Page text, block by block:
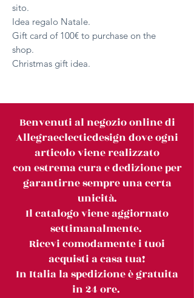
sito.
Idea regalo Natale.
Gift card of 100€ to purchase on the
shop.
Christmas gift idea.
Benvenuti al negozio online di
Allegraeclecticdesign dove ogni
articolo viene realizzato
con estrema cura e dedizione per
garantirne sempre una certa
unicità.
Il catalogo viene aggiornato
settimanalmente.
Ricevi comodamente i tuoi
acquisti a casa tua!
In Italia la spedizione è gratuita
in 24 ore.